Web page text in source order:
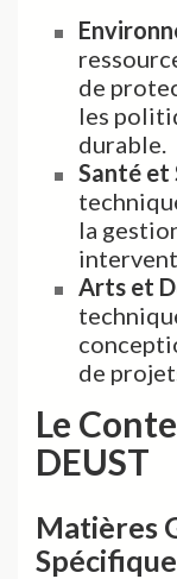
de
les
durable.
Santé et
la
Arts et
de
Le
DEUST
Matières